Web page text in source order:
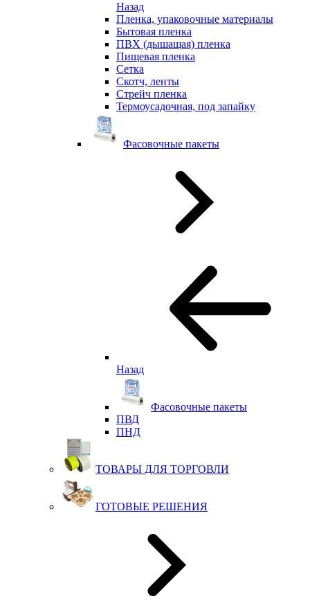
Назад
Пленка, упаковочные материалы
Бытовая пленка
ПВХ (дышащая) пленка
Пищевая пленка
Сетка
Скотч, ленты
Стрейч пленка
Термоусадочная, под запайку
Фасовочные пакеты
Назад
Фасовочные пакеты
ПВД
ПНД
ТОВАРЫ ДЛЯ ТОРГОВЛИ
ГОТОВЫЕ РЕШЕНИЯ